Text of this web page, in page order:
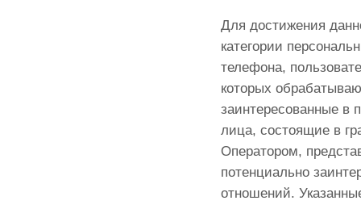
Для достижения
категории
телефона,
которых
заинтересованные в
лица, состоящие в
Оператором,
потенциально
отношений.